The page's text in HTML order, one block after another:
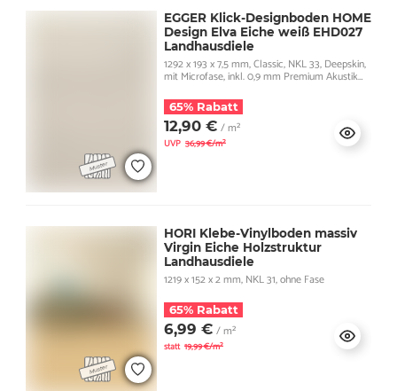
EGGER Klick-Designboden HOME
Design Elva Eiche weiß EHD027
Landhausdiele
1292 x 193 x 7,5 mm, Classic, NKL 33, Deepskin,
mit Microfase, inkl. 0,9 mm Premium Akustik
65% Rabatt
12,90 € / m²
UVP 36,99 €/m²
HORI Klebe-Vinylboden massiv
Virgin Eiche Holzstruktur
Landhausdiele
1219 x 152 x 2 mm, NKL 31, ohne Fase
65% Rabatt
6,99 € / m²
statt 19,99 €/m²